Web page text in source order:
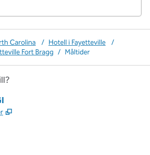
Carolina / Hotell i Fayetteville
/
Fort Bragg / Måltider
,